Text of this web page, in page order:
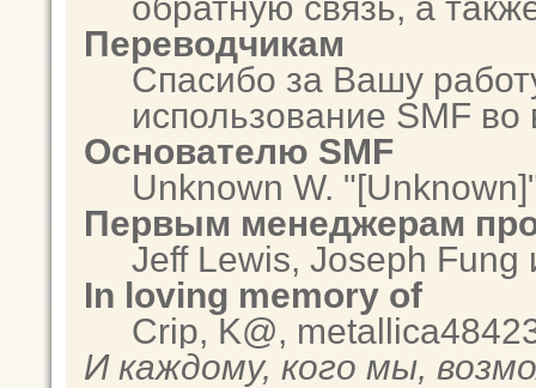
Переводчикам
Спасибо за Вашу
использование SMF
Основателю SMF
Unknown W.
Первым менеджерам
Jeff Lewis, Joseph Fung
In loving memory of
Crip, K@,
И каждому, кого мы,